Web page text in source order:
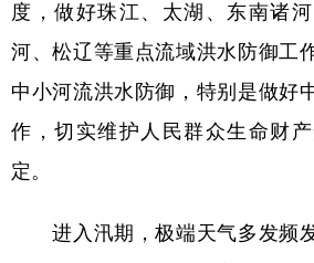
度，做好珠江、太湖、东南诸
河、松辽等重点流域洪水防御工
中小河流洪水防御，特别是做好
作，切实维护人民群众生命财
定。
进入汛期，极端天气多发频